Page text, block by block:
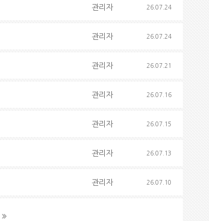
관리자 26.07.24
관리자 26.07.24
관리자 26.07.21
관리자 26.07.16
관리자 26.07.15
관리자 26.07.13
관리자 26.07.10